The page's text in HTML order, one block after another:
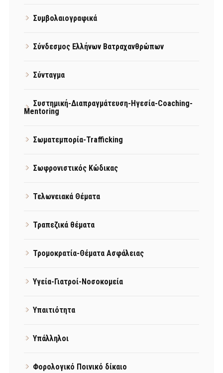
Συμβολαιογραφικά
Σύνδεσμος Ελλήνων Βατραχανθρώπων
Σύνταγμα
Συστημική-Διαπραγμάτευση-Ηγεσία-Coaching-
Mentoring
Σωματεμπορία-Trafficking
Σωφρονιστικός Κώδικας
Τελωνειακά Θέματα
Τραπεζικά θέματα
Τρομοκρατία-Θέματα Ασφάλειας
Υγεία-Γιατροί-Νοσοκομεία
Υπαιτιότητα
Υπάλληλοι
Φορολογικό Ποινικό δίκαιο